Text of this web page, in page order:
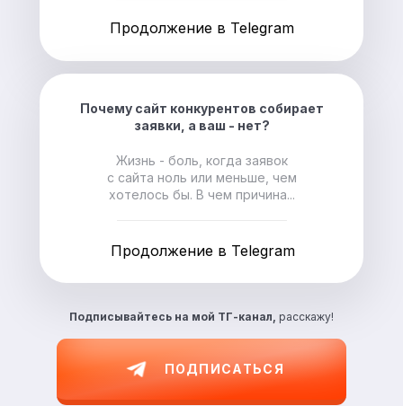
Подписывайтесь на мой ТГ-канал, расскажу!
ПОДПИСАТЬСЯ
Продолжение в Telegram
Почему сайт конкурентов собирает
заявки, а ваш - нет?
Жизнь - боль, когда заявок
с сайта ноль или меньше, чем
хотелось бы. В чем причина...
Продолжение в Telegram